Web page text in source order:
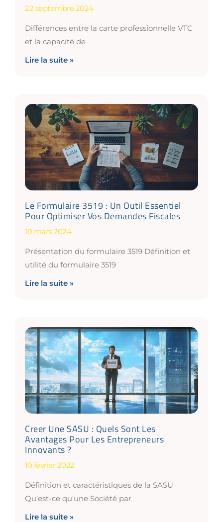
22 septembre 2024
Différences entre la carte professionnelle VTC
et la capacité de
Lire la suite »
Le Formulaire 3519 : Un Outil Essentiel
Pour Optimiser Vos Demandes Fiscales
10 mars 2024
Présentation du formulaire 3519 Définition et
utilité du formulaire 3519
Lire la suite »
Creer Une SASU : Quels Sont Les
Avantages Pour Les Entrepreneurs
Innovants ?
10 février 2022
Définition et caractéristiques de la SASU
Qu’est-ce qu’une Société par
Lire la suite »